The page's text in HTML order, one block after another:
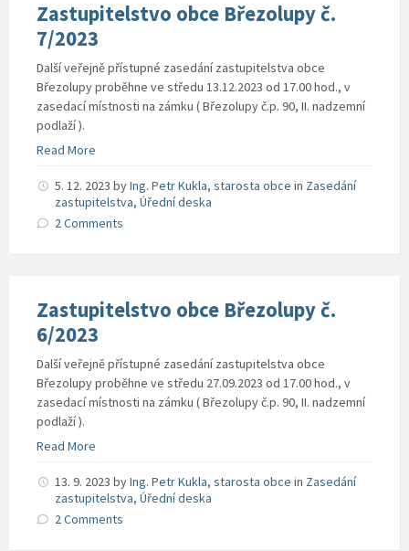
Zastupitelstvo obce Březolupy č.
7/2023
Další veřejně přístupné zasedání zastupitelstva obce
Březolupy proběhne ve středu 13.12.2023 od 17.00 hod., v
zasedací místnosti na zámku ( Březolupy č.p. 90, II. nadzemní
podlaží ).
Read More
5. 12. 2023 byIng. Petr Kukla, starosta obce in Zasedání
zastupitelstva, Úřední deska
2 Comments
Zastupitelstvo obce Březolupy č.
6/2023
Další veřejně přístupné zasedání zastupitelstva obce
Březolupy proběhne ve středu 27.09.2023 od 17.00 hod., v
zasedací místnosti na zámku ( Březolupy č.p. 90, II. nadzemní
podlaží ).
Read More
13. 9. 2023 byIng. Petr Kukla, starosta obce in Zasedání
zastupitelstva, Úřední deska
2 Comments